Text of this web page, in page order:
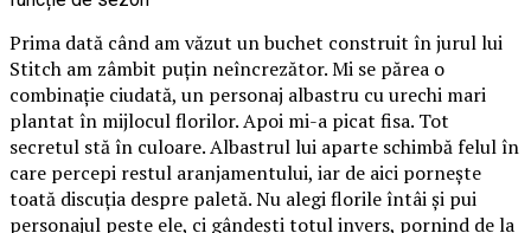
Prima dată când am văzut un buchet construit în jurul lui
Stitch am zâmbit puțin neîncrezător. Mi se părea o
combinație ciudată, un personaj albastru cu urechi mari
plantat în mijlocul florilor. Apoi mi-a picat fisa. Tot
secretul stă în culoare. Albastrul lui aparte schimbă felul în
care percepi restul aranjamentului, iar de aici pornește
toată discuția despre paletă. Nu alegi florile întâi și pui
personajul peste ele, ci gândești totul invers, pornind de la